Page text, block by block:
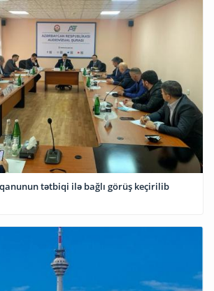
tətbiqi ilə bağlı görüş keçirilib